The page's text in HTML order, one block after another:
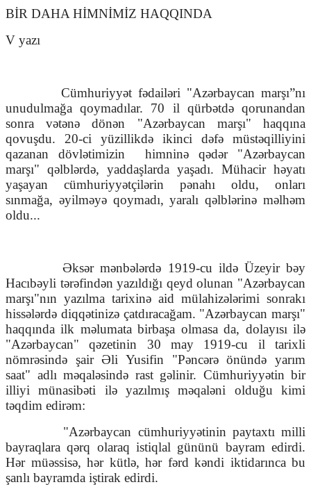
BİR DAHA HİMNİMİZ HAQQINDA
V yazı
Cümhuriyyət fədailəri "Azərbaycan marşı”nı
unudulmağa qoymadılar. 70 il qürbətdə qorunandan
sonra vətənə dönən "Azərbaycan marşı" haqqına
qovuşdu. 20-ci yüzillikdə ikinci dəfə müstəqilliyini
qazanan dövlətimizin
himninə qədər "Azərbaycan
marşı" qəlblərdə, yaddaşlarda yaşadı. Mühacir həyatı
yaşayan cümhuriyyətçilərin pənahı oldu, onları
sınmağa, əyilməyə qoymadı, yaralı qəlblərinə məlhəm
oldu...
Əksər mənbələrdə 1919-cu ildə Üzeyir bəy
Hacıbəyli tərəfindən yazıldığı qeyd olunan "Azərbaycan
marşı"nın yazılma tarixinə aid mülahizələrimi sonrakı
hissələrdə diqqətinizə çatdıracağam. "Azərbaycan marşı"
haqqında ilk məlumata birbaşa olmasa da, dolayısı ilə
"Azərbaycan" qəzetinin 30 may 1919-cu il tarixli
nömrəsində şair Əli Yusifin "Pəncərə önündə yarım
saat" adlı məqaləsində rast gəlinir. Cümhuriyyətin bir
illiyi münasibəti ilə yazılmış məqaləni olduğu kimi
təqdim edirəm:
"Azərbaycan cümhuriyyətinin paytaxtı milli
bayraqlara qərq olaraq istiqlal gününü bayram edirdi.
Hər müəssisə, hər kütlə, hər fərd kəndi iktidarınca bu
şanlı bayramda iştirak edirdi.